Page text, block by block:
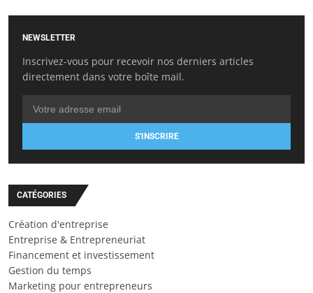
NEWSLETTER
Inscrivez-vous pour recevoir nos derniers articles
directement dans votre boîte mail.
S'INSCRIRE
CATÉGORIES
Création d'entreprise
Entreprise & Entrepreneuriat
Financement et investissement
Gestion du temps
Marketing pour entrepreneurs